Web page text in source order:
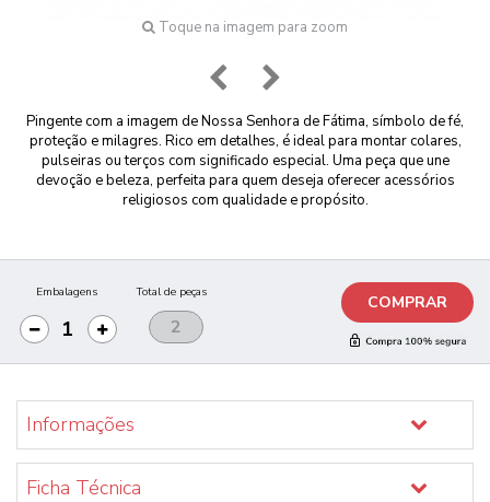
Toque na imagem para zoom
Pingente com a imagem de Nossa Senhora de Fátima, símbolo de fé,
proteção e milagres. Rico em detalhes, é ideal para montar colares,
pulseiras ou terços com significado especial. Uma peça que une
devoção e beleza, perfeita para quem deseja oferecer acessórios
religiosos com qualidade e propósito.
Embalagens Total de peças COMPRAR
Informações
Ficha Técnica